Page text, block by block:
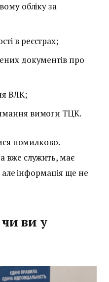
обліку за
в реєстрах;
документів про
ВЛК;
вимоги ТЦК.
помилково.
служить, має
але інформація ще не
ви у